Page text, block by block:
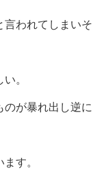
言われてしまいそ
。
のが暴れ出し逆に
す。